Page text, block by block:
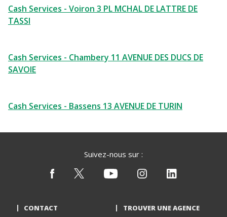
Cash Services - Voiron 3 PL MCHAL DE LATTRE DE
TASSI
Cash Services - Chambery 11 AVENUE DES DUCS DE
SAVOIE
Cash Services - Bassens 13 AVENUE DE TURIN
Suivez-nous sur :
CONTACT TROUVER UNE AGENCE